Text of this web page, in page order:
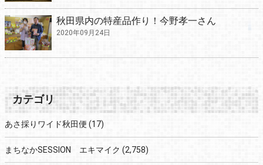
秋田県内の特産品作り！今野孝一さん
2020年09月24日
カテゴリ
あさ採りワイド秋田便 (17)
まちなかSESSION エキマイク (2,758)